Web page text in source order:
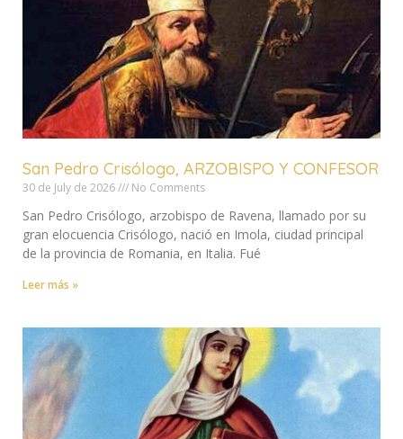
San Pedro Crisólogo, ARZOBISPO Y CONFESOR
30 de July de 2026 No Comments
San Pedro Crisólogo, arzobispo de Ravena, llamado por su
gran elocuencia Crisólogo, nació en Imola, ciudad principal
de la provincia de Romania, en Italia. Fué
Leer más »